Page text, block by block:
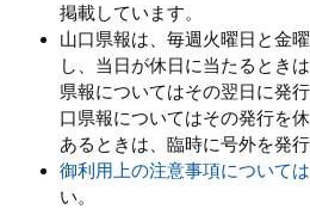
教育・文化・スポーツ
しごと・産業・観光
まちづくり
掲載しています。
山口県報は、毎週火曜日と金
し、当日が休日に当たるとき
県報についてはその翌日に発
口県報についてはその発行を
あるときは、臨時に号外を発
御利用上の注意事項について
い。